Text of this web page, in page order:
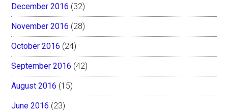
December 2016 (32)
November 2016 (28)
October 2016 (24)
September 2016 (42)
August 2016 (15)
June 2016 (23)